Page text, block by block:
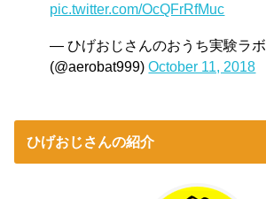
pic.twitter.com/OcQFrRfMuc
— ひげおじさんのおうち実験ラボ
(@aerobat999)October 11, 2018
ひげおじさんの紹介